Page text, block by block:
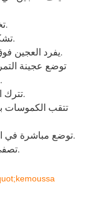
تخلط جميع مكونات الحشوة.
- تشكل كويرات من عجين التمر.
يفرد العجين فوق طاولة عمل يجب أن يكون العجين رفيع.
وتشكل كموسة من التمر.
- تترك الكموسات تجف لمدة ساعتين.
- توضع مباشرة في العسل الدافئ وتترك إلى أن تتشرب العسل.
تصفى ثم تزين بالفستق المجروش.